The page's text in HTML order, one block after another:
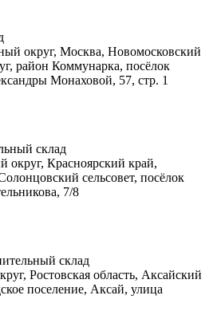
округ, Москва, Новомосковский
район Коммунарка, посёлок
Монаховой, 57, стр. 1
склад
округ, Красноярский край,
сельсовет, посёлок
7/8
склад
Ростовская область, Аксайский
поселение, Аксай, улица